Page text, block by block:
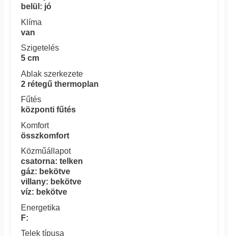
belül: jó
Klíma
van
Szigetelés
5 cm
Ablak szerkezete
2 rétegű thermoplan
Fűtés
központi fűtés
Komfort
összkomfort
Közműállapot
csatorna: telken
gáz: bekötve
villany: bekötve
víz: bekötve
Energetika
F:
Telek típusa